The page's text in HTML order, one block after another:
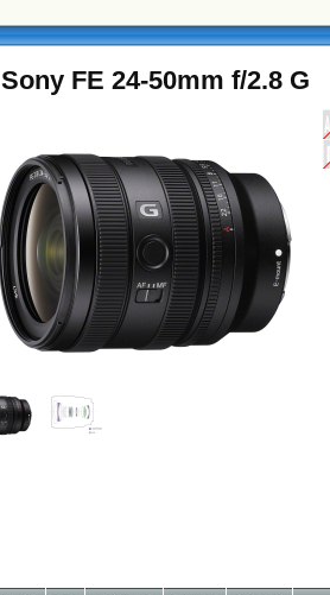
Sony FE 24-50mm f/2.8 G